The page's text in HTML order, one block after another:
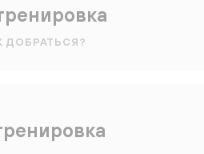
ДОБРАТЬСЯ?